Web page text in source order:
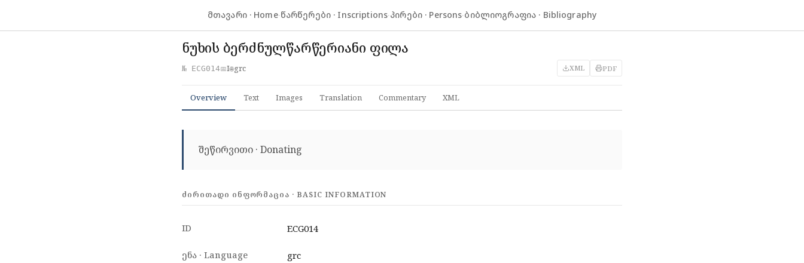
მთავარი · Home·წარწერები · Inscriptions·პირები · Persons·ბიბლიოგრაფია · Bibliography
ნუხის ბერძნულწარწერიანი ფილა
№ ECG014📅I🌐grc XML PDF
Overview Text Images Translation Commentary XML
შეწირვითი · Donating
ᲫᲘᲠᲘᲗᲐᲓᲘ ᲘᲜᲤᲝᲠᲛᲐᲪᲘᲐ · BASIC INFORMATION
ID ECG014
ენა · Language grc